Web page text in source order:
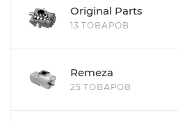
Original Parts
13 ТОВАРОВ
Remeza
25 ТОВАРОВ